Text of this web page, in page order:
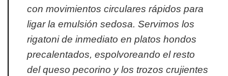
con movimientos circulares rápidos para
ligar la emulsión sedosa. Servimos los
rigatoni de inmediato en platos hondos
precalentados, espolvoreando el resto
del queso pecorino y los trozos crujientes